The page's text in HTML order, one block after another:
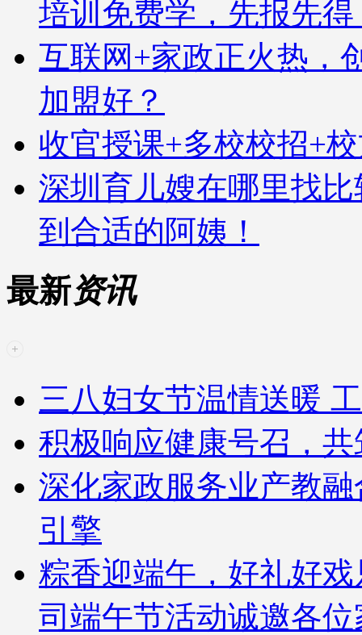
培训免费学，先报先得
互联网+家政正火热，
加盟好？
收官授课+多校校招+
深圳育儿嫂在哪里找
到合适的阿姨！
最新资讯
三八妇女节温情送暖
积极响应健康号召，
深化家政服务业产教
引擎
粽香迎端午，好礼好
司端午节活动诚邀各